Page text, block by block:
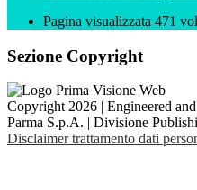
Pagina visualizzata 471
Sezione Copyright
Copyright 2026 | Engineered
Parma S.p.A. | Divisione
Disclaimer trattamento dati